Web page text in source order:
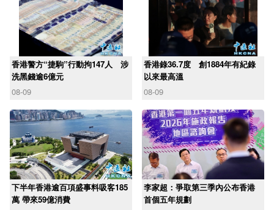
香港警方“捷駒”行動拘147人 涉
洗黑錢逾6億元
08-09
香港錄36.7度 創1884年有紀錄
以來最高溫
08-09
下半年香港逾百項盛事料吸客185
萬 帶來59億消費
李家超：爭取第三季內公布香港
首個五年規劃